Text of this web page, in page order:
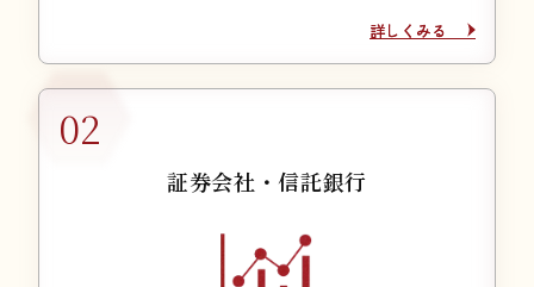
詳しくみる
詳しくみる
証券会社・信託銀行